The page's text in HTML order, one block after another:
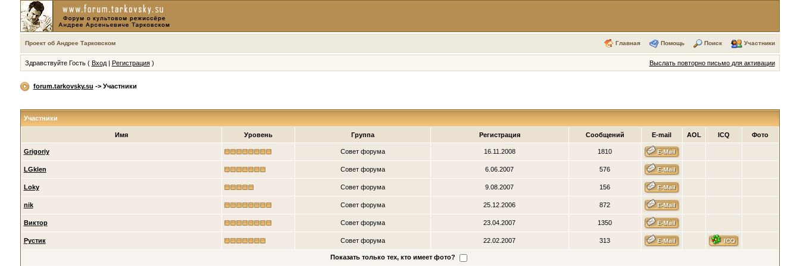
Проект об Андрее Тарковском Главная Помощь Поиск Участники
Здравствуйте Гость ( Вход| Регистрация) Выслать повторно письмо для активации
forum.tarkovsky.su -> Участники
Участники
Имя Уровень Группа Регистрация Сообщений E-mail AOL ICQ Фото
Grigoriy Совет форума 16.11.2008 1810
LGklen Совет форума 6.06.2007 576
Loky Совет форума 9.08.2007 156
nik Совет форума 25.12.2006 872
Виктор Совет форума 23.04.2007 1350
Рустик Совет форума 22.02.2007 313
Показать только тех, кто имеет фото?